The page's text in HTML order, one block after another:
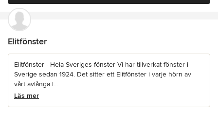
Elitfönster
Elitfönster - Hela Sveriges fönster Vi har tillverkat fönster i
Sverige sedan 1924. Det sitter ett Elitfönster i varje hörn av
vårt avlånga l...
Läs mer